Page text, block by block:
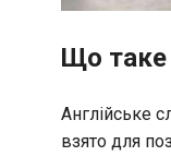
Що таке
Англійське
взято для